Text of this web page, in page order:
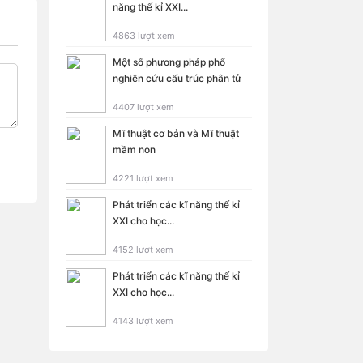
năng thế kỉ XXI...
4863 lượt xem
Một số phương pháp phổ
nghiên cứu cấu trúc phân tử
4407 lượt xem
Mĩ thuật cơ bản và Mĩ thuật
mầm non
4221 lượt xem
Phát triển các kĩ năng thế kỉ
XXI cho học...
4152 lượt xem
Phát triển các kĩ năng thế kỉ
XXI cho học...
4143 lượt xem